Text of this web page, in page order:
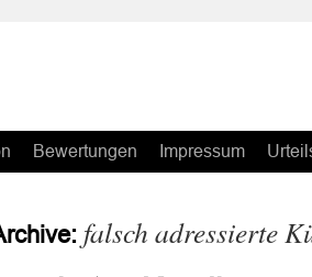
Bewertungen Impressum
falsch adressierte